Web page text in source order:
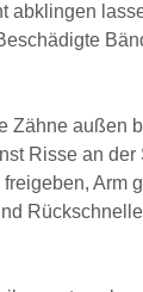
abklingen
Zähne außen
Risse an
Arm